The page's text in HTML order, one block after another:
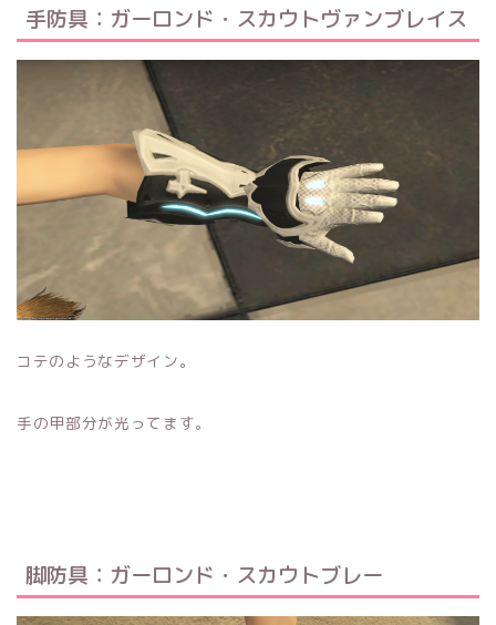
手防具：ガーロンド・スカウトヴァンブレイス
コテのようなデザイン。
手の甲部分が光ってます。
脚防具：ガーロンド・スカウトブレー